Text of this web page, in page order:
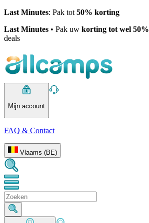
Last Minutes: Pak tot 50% korting
Last Minutes • Pak uw korting tot wel 50%
deals
Mijn account
FAQ & Contact
Vlaams (BE)